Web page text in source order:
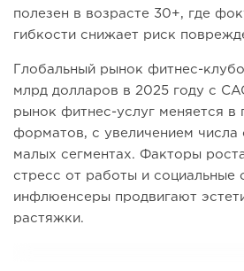
полезен в возрасте 30+, где
гибкости снижает риск
Глобальный рынок фитнес-
млрд долларов в 2025 году с
рынок фитнес-услуг меняется в
форматов, с увеличением числа
малых сегментах. Факторы
стресс от работы и социальные
инфлюенсеры продвигают
растяжки.